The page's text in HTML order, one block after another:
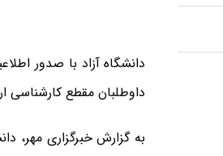
دانشگاه آزاد با صدور
داوطلبان مقطع کارشناسی
به گزارش خبرگزاری مهر،